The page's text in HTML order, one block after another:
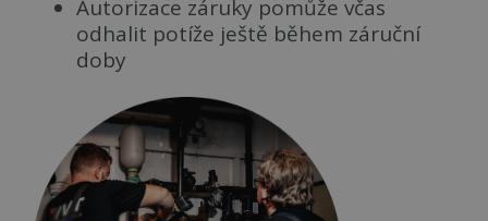
Autorizace záruky pomůže včas
odhalit potíže ještě během záruční
doby